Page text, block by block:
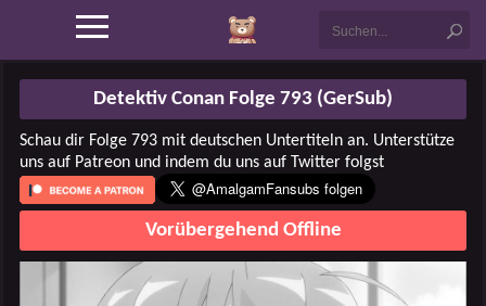
Detektiv Conan Folge 793 (GerSub)
Schau dir Folge 793 mit deutschen Untertiteln an. Unterstütze
uns auf Patreon und indem du uns auf Twitter folgst
Vorübergehend Offline